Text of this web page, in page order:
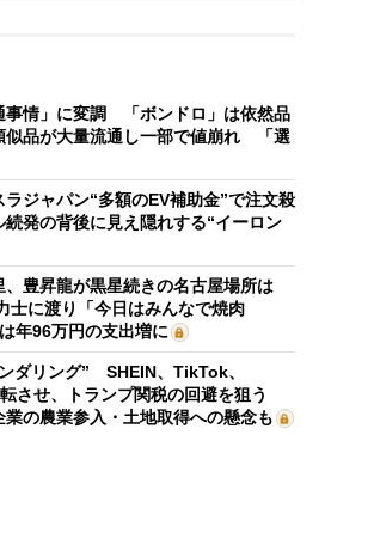
事情」に変調 「ボンドロ」は依然品
似品が大量流通し一部で値崩れ 「選
ラジャパン“多額のEV補助金”で注文殺
発の背後に見え隠れする“イーロン
、豊昇龍が黒星続きの名古屋場所は
士に渡り「今日はみんなで焼肉
年96万円の支出増に
ダリング” SHEIN、TikTok、
させ、トランプ関税の回避を狙う
の農業参入・土地取得への懸念も